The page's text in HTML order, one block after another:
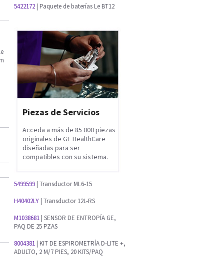
5422172 | Paquete de baterías Le BT12
Piezas de Servicios
Acceda a más de 85 000 piezas
originales de GE HealthCare
diseñadas para ser
compatibles con su sistema.
5499599 | Transductor ML6-15
H40402LY | Transductor 12L-RS
M1038681 | SENSOR DE ENTROPÍA GE,
PAQ DE 25 PZAS
8004381 | KIT DE ESPIROMETRÍA D-LITE +,
ADULTO, 2 M/7 PIES, 20 KITS/PAQ